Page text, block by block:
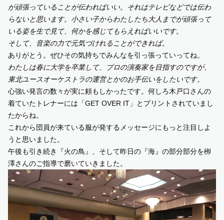
が頑張っていることが伝わればいい。それはテレビなどでは伝わ
らないと思います。小さい子からわたしたち大人までが頑張って
いる姿を生で見て、何かを感じてもらえればいいです。
そして、音楽の力で元気づけれることができれば。
ありがとう。ぜひその気持ちでみんなを引っ張っていってね。
わたしは春に大学を卒業して、プロの演奏家を目指すのですが、
東北ユースオーケストラの運営とかのお手伝いをしたいです。
心強い発言の数々が実に頼もしかったです。何しろ木戸口さんの
着ていたトレナーには「GET OVER IT」とプリントされていまし
たからね。
これから団員が来ている服が発するメッセージにもっと注目しよ
うと思いました。
午後も引き続き『火の鳥』、そして昨日の『海』の部分部分を栁
澤さんのご指導で磨いていきました。